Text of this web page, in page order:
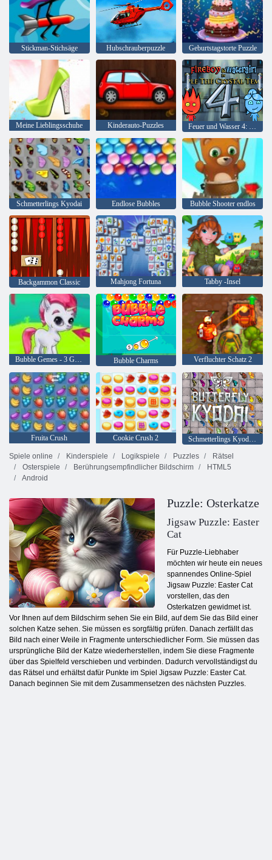
Stickman-Stichsäge Hubschrauberpuzzle Geburtstagstorte Puzzle
Meine Lieblingsschuhe Kinderauto-Puzzles
Schmetterlings Kyodai Endlose Bubbles Bubble Shooter endlos
Backgammon Classic Mahjong Fortuna Tabby -Insel
Bubble Gemes - 3 Gewinnt Bubble Charms Verfluchter Schatz 2
Fruita Crush Cookie Crush 2
Spiele online
Kinderspiele Logikspiele Puzzles
Rätsel
Osterspiele
Berührungsempfindlicher Bildschirm
HTML5
Android
Puzzle: Osterkatze
Jigsaw Puzzle: Easter
Cat
Für Puzzle-Liebhaber
möchten wir heute ein neues
spannendes Online-Spiel
Jigsaw Puzzle: Easter Cat
vorstellen, das den
Osterkatzen gewidmet ist.
Vor Ihnen auf dem Bildschirm sehen Sie ein Bild, auf dem Sie das Bild einer
solchen Katze sehen. Sie müssen es sorgfältig prüfen. Danach zerfällt das
Bild nach einer Weile in Fragmente unterschiedlicher Form. Sie müssen das
ursprüngliche Bild der Katze wiederherstellen, indem Sie diese Fragmente
über das Spielfeld verschieben und verbinden. Dadurch vervollständigst du
das Rätsel und erhältst dafür Punkte im Spiel Jigsaw Puzzle: Easter Cat.
Danach beginnen Sie mit dem Zusammensetzen des nächsten Puzzles.